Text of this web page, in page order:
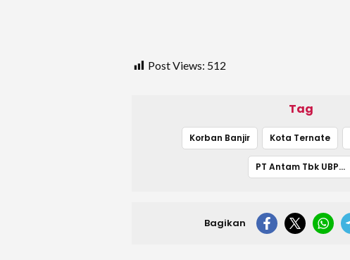
Post Views: 512
Tag
Korban Banjir Kota Ternate
PT Antam Tbk UBPN Maluku Utara
Bagikan